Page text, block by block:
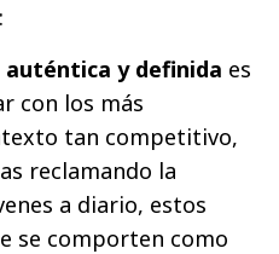
y definida es
con los más
tan competitivo,
reclamando la
a diario, estos
se comporten como